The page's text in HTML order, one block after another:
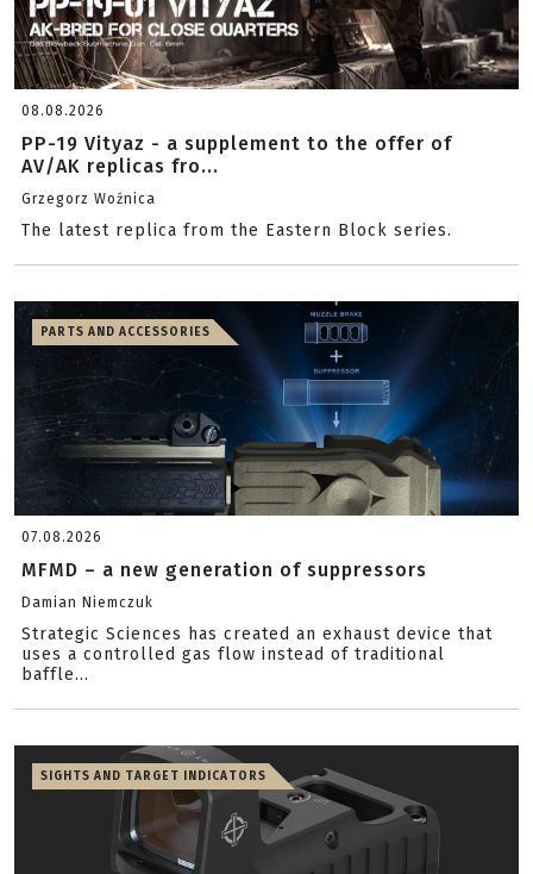
08.08.2026
PP-19 Vityaz - a supplement to the offer of
AV/AK replicas fro...
Grzegorz Woźnica
The latest replica from the Eastern Block series.
PARTS AND ACCESSORIES
07.08.2026
MFMD – a new generation of suppressors
Damian Niemczuk
Strategic Sciences has created an exhaust device that
uses a controlled gas flow instead of traditional
baffle...
SIGHTS AND TARGET INDICATORS